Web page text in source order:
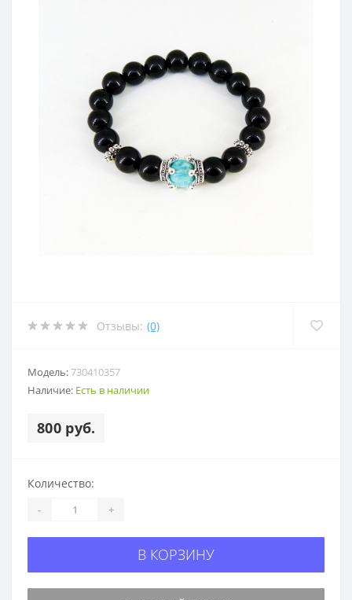
Отзывы: (0)
Модель:730410357
Наличие: Есть в наличии
800 руб.
Количество:
- +
В КОРЗИНУ